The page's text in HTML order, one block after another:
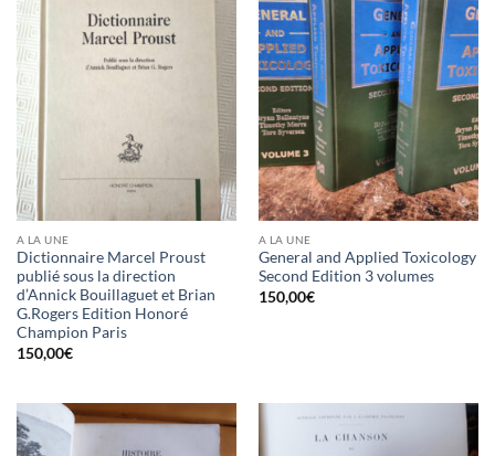
A LA UNE
Dictionnaire Marcel Proust
publié sous la direction
d’Annick Bouillaguet et Brian
G.Rogers Edition Honoré
Champion Paris
150,00€
A LA UNE
General and Applied Toxicology
Second Edition 3 volumes
150,00€